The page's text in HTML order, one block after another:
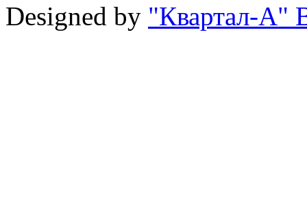
Designed by "Квартал-А"